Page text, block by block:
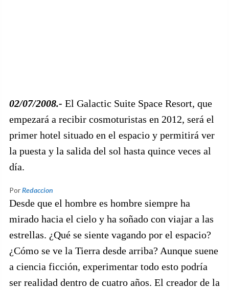
02/07/2008.- El Galactic Suite Space Resort, que
empezará a recibir cosmoturistas en 2012, será el
primer hotel situado en el espacio y permitirá ver
la puesta y la salida del sol hasta quince veces al
día.
PorRedaccion
Desde que el hombre es hombre siempre ha
mirado hacia el cielo y ha soñado con viajar a las
estrellas. ¿Qué se siente vagando por el espacio?
¿Cómo se ve la Tierra desde arriba? Aunque suene
a ciencia ficción, experimentar todo esto podría
ser realidad dentro de cuatro años. El creador de la